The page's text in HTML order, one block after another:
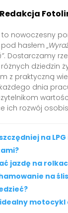
Redakcja
to nowoczesny
hasłem
. Dostarczamy
dziedzin
z praktyczną
dnia
ich rozwój
na
jazdę na
na
motocykl